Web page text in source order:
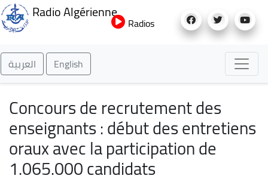
au
Radio Algérienne
Radios
العربية English
Concours de recrutement des
enseignants : début des entretiens
oraux avec la participation de
1.065.000 candidats